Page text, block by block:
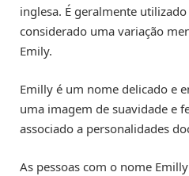
inglesa. É geralmente
considerado uma variação
Emily.
Emilly é um nome delicado e
uma imagem de suavidade e
associado a personalidades
As pessoas com o nome